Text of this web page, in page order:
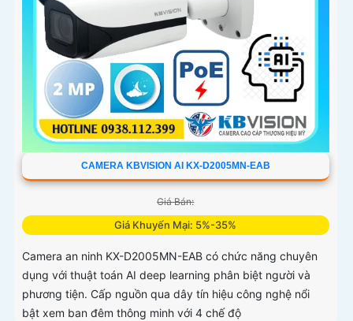
CAMERA KBVISION AI KX-D2005MN-EAB
Giá Bán:
Giá Khuyến Mại: 5%-35%
Camera an ninh KX-D2005MN-EAB có chức năng chuyên
dụng với thuật toán AI deep learning phân biệt người và
phương tiện. Cấp nguồn qua dây tín hiệu công nghệ nổi
bật xem ban đêm thông minh với 4 chế độ